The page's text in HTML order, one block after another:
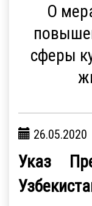
О
сферы
26.05.2020
Указ